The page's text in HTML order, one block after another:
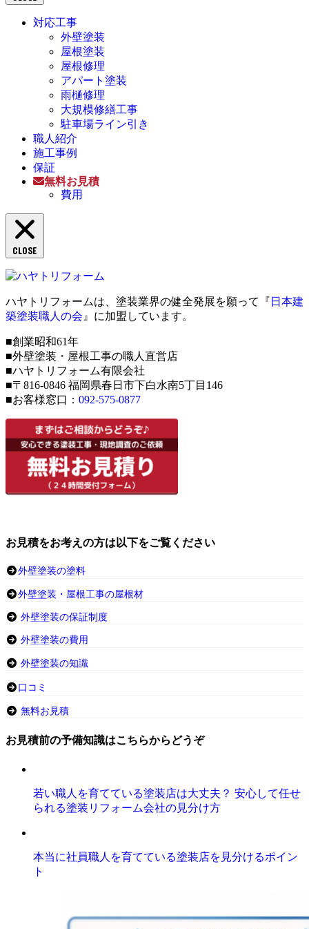
対応工事
外壁塗装
屋根塗装
屋根修理
アパート塗装
雨樋修理
大規模修繕工事
駐車場ライン引き
職人紹介
施工事例
保証
無料お見積
費用
CLOSE
ハヤトリフォームは、塗装業界の健全発展を願って『 日本建
築塗装職人の会 』に加盟しています。
■創業昭和61年
■外壁塗装・屋根工事の職人直営店
■ハヤトリフォーム有限会社
■〒816-0846 福岡県春日市下白水南5丁目146
■お客様窓口： 092-575-0877
お見積をお考えの方は以下をご覧ください
外壁塗装の塗料
外壁塗装・屋根工事の屋根材
外壁塗装の保証制度
外壁塗装の費用
外壁塗装の知識
口コミ
無料お見積
お見積前の予備知識はこちらからどうぞ
若い職人を育てている塗装店は大丈夫？ 安心して任せ
られる塗装リフォーム会社の見分け方
本当に社員職人を育てている塗装店を見分けるポイン
ト